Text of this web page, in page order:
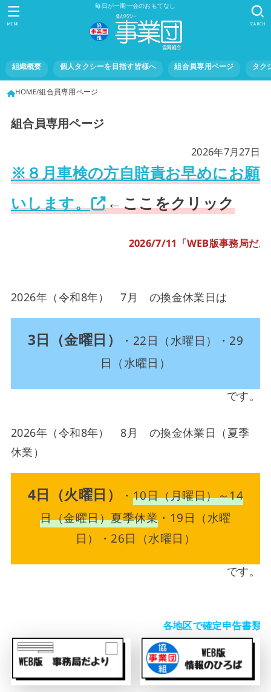
毎日が一期一会のおもてなし
組織概要 個人タクシーを目指す皆様へ 組合員専用ページ タク
SEARCH
MENU
HOME組合員専用ページ
組合員専用ページ
2026年7月27日
※８月車検の方自賠責お早めにお願
いします。 ←ここをクリック
2026/7/11「WEB版事務局だよ
2026年（令和8年） 7月 の換金休業日は
3日（金曜日） ・22日（水曜日）・29
日（水曜日）
です。
2026年（令和8年） 8月 の換金休業日（夏季
休業）
4日（火曜日） ・ 10日（月曜日）～14
日（金曜日）夏季休業 ・19日（水曜
日）・26日（水曜日）
です。
各地区で確定申告書類